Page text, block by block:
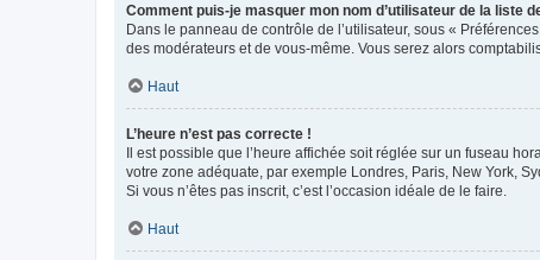
Comment puis-je masquer mon nom d’utilisateur de la liste
Dans le panneau de contrôle de l’utilisateur, sous «
des modérateurs et de vous-même. Vous serez alors
Haut
L’heure n’est pas correcte !
Il est possible que l’heure affichée soit réglée sur un fuseau
votre zone adéquate, par exemple Londres, Paris, New York,
Si vous n’êtes pas inscrit, c’est l’occasion idéale de le faire.
Haut